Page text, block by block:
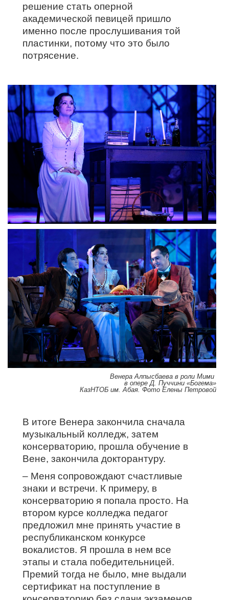
решение стать оперной
академической певицей пришло
именно после прослушивания той
пластинки, потому что это было
потрясение.
Венера Алпысбаева в роли Мими
в опере Д. Пуччини «Богема»
КазНТОБ им. Абая. Фото Елены Петровой
В итоге Венера закончила сначала
музыкальный колледж, затем
консерваторию, прошла обучение в
Вене, закончила докторантуру.
– Меня сопровождают счастливые
знаки и встречи. К примеру, в
консерваторию я попала просто. На
втором курсе колледжа педагог
предложил мне принять участие в
республиканском конкурсе
вокалистов. Я прошла в нем все
этапы и стала победительницей.
Премий тогда не было, мне выдали
сертификат на поступление в